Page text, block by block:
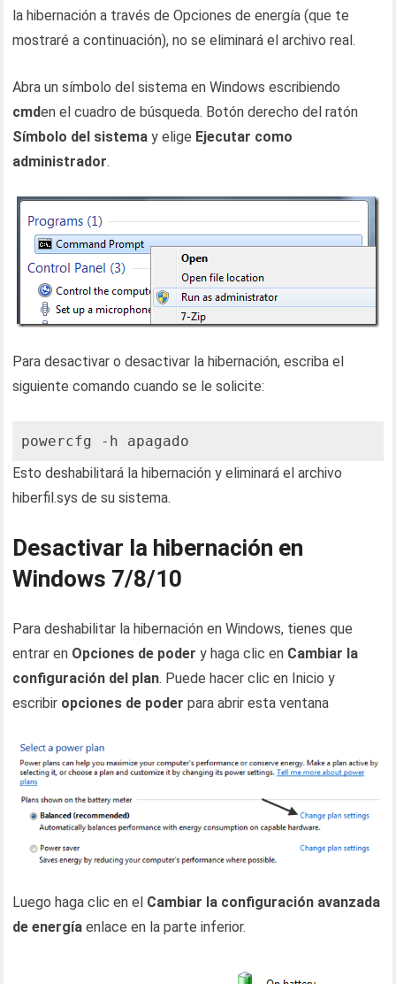
la hibernación a través de Opciones de energía (que te
mostraré a continuación), no se eliminará el archivo real.
Abra un símbolo del sistema en Windows escribiendo
cmden el cuadro de búsqueda. Botón derecho del ratón
Símbolo del sistema y elige Ejecutar como
administrador.
Para desactivar o desactivar la hibernación, escriba el
siguiente comando cuando se le solicite:
powercfg -h apagado
Esto deshabilitará la hibernación y eliminará el archivo
hiberfil.sys de su sistema.
Desactivar la hibernación en
Windows 7/8/10
Para deshabilitar la hibernación en Windows, tienes que
entrar en Opciones de poder y haga clic en Cambiar la
configuración del plan. Puede hacer clic en Inicio y
escribir opciones de poder para abrir esta ventana
Luego haga clic en el Cambiar la configuración avanzada
de energía enlace en la parte inferior.